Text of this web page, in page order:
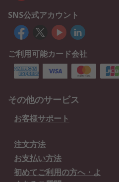
SNS公式アカウント
ご利用可能カード会社
その他のサービス
お客様サポート
注文方法
お支払い方法
初めてご利用の方へ・よ